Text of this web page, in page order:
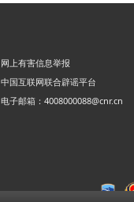
网上有害信息举报
中国互联网联合辟谣平台
电子邮箱：4008000088@cnr.cn